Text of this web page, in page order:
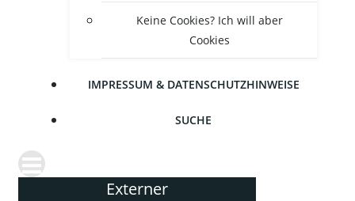
Kei­ne Coo­kies? Ich will aber
Cookies
IMPRES­SUM & DATENSCHUTZHINWEISE
SUCHE
Externer